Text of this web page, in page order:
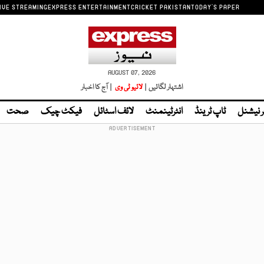
STREAMINGEXPRESS ENTERTAINMENTCRICKET PAKISTANTODAY'S PAPER
AUGUST 07, 2026
اشتہار لگائیں | لائیو ٹی وی | آج کا اخبار
نیشنل ٹاپ ٹرینڈ انٹرٹینمنٹ لائف اسٹائل فیکٹ چیک صحت